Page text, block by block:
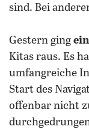
sind. Bei
Gestern ging
Kitas raus. Es
umfangreiche
Start des
offenbar nicht